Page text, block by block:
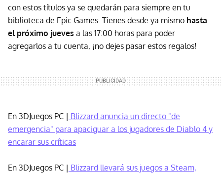
con estos títulos ya se quedarán para siempre en tu
biblioteca de Epic Games. Tienes desde ya mismo hasta
el próximo jueves a las 17:00 horas para poder
agregarlos a tu cuenta, ¡no dejes pasar estos regalos!
En 3DJuegos PC | Blizzard anuncia un directo "de
emergencia" para apaciguar a los jugadores de Diablo 4 y
encarar sus críticas
En 3DJuegos PC | Blizzard llevará sus juegos a Steam,